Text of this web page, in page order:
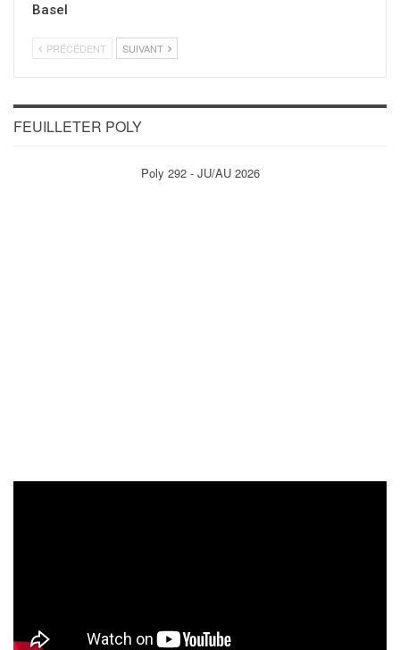
Basel
PRÉCÉDENT SUIVANT
FEUILLETER POLY
Poly 292 - JU/AU 2026